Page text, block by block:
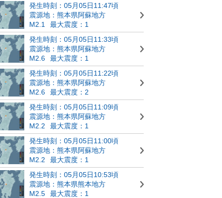
発生時刻：05月05日11:47頃
震源地：熊本県阿蘇地方
M2.1
最大震度：1
発生時刻：05月05日11:33頃
震源地：熊本県阿蘇地方
M2.6
最大震度：1
発生時刻：05月05日11:22頃
震源地：熊本県阿蘇地方
M2.6
最大震度：2
発生時刻：05月05日11:09頃
震源地：熊本県阿蘇地方
M2.2
最大震度：1
発生時刻：05月05日11:00頃
震源地：熊本県阿蘇地方
M2.2
最大震度：1
発生時刻：05月05日10:53頃
震源地：熊本県熊本地方
M2.5
最大震度：1